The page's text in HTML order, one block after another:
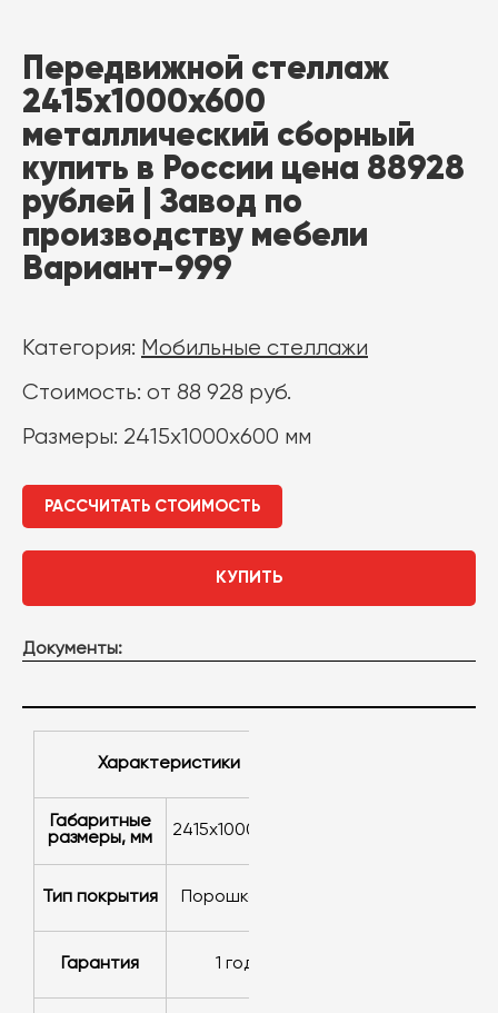
Передвижной стеллаж
2415x1000x600
металлический сборный
купить в России цена 88928
рублей | Завод по
производству мебели
Вариант-999
Категория: Мобильные стеллажи
Стоимость: от 88 928 руб.
Размеры: 2415x1000x600 мм
РАССЧИТАТЬ СТОИМОСТЬ
КУПИТЬ
Документы:
Характеристики
размеры, мм
2415x1000x600
Тип покрытия порошковое
Гарантия 1 год